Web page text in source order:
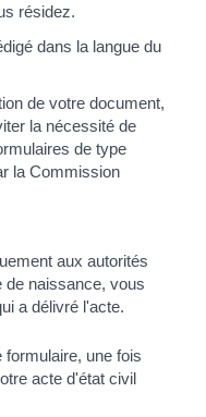
résidez.
dans la langue du
de votre document,
la nécessité de
de type
la Commission
aux autorités
de naissance, vous
a délivré l'acte.
une fois
acte d'état civil